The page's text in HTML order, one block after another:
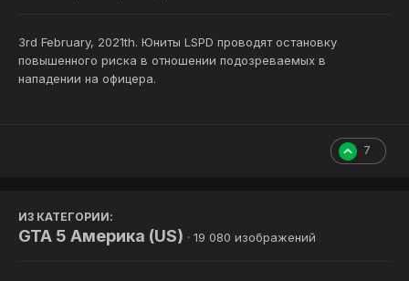
3rd February, 2021th. Юниты LSPD проводят остановку
повышенного риска в отношении подозреваемых в
нападении на офицера.
7
ИЗ КАТЕГОРИИ:
GTA 5 Америка (US) · 19 080 изображений